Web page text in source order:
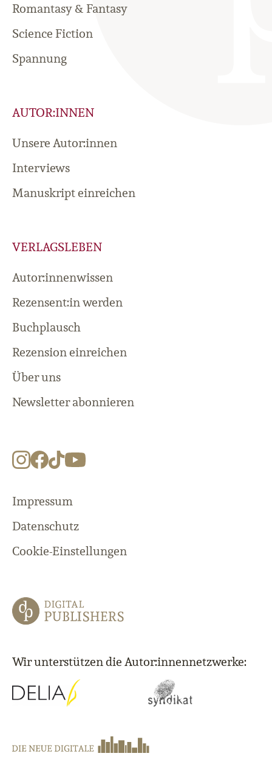
Romantasy & Fantasy
Science Fiction
Spannung
AUTOR:INNEN
Unsere Autor:innen
Interviews
Manuskript einreichen
VERLAGSLEBEN
Autor:innenwissen
Rezensent:in werden
Buchplausch
Rezension einreichen
Über uns
Newsletter abonnieren
Impressum
Datenschutz
Cookie-Einstellungen
Wir unterstützen die Autor:innennetzwerke: